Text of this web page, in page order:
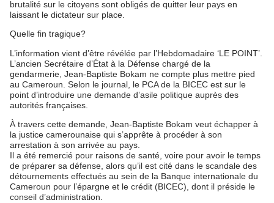
brutalité sur le citoyens sont obligés de quitter leur pays en
laissant le dictateur sur place.
Quelle fin tragique?
L’information vient d’être révélée par l’Hebdomadaire ‘LE POINT’.
L’ancien Secrétaire d’État à la Défense chargé de la
gendarmerie, Jean-Baptiste Bokam ne compte plus mettre pied
au Cameroun. Selon le journal, le PCA de la BICEC est sur le
point d’introduire une demande d’asile politique auprès des
autorités françaises.
À travers cette demande, Jean-Baptiste Bokam veut échapper à
la justice camerounaise qui s’apprête à procéder à son
arrestation à son arrivée au pays.
Il a été remercié pour raisons de santé, voire pour avoir le temps
de préparer sa défense, alors qu’il est cité dans le scandale des
détournements effectués au sein de la Banque internationale du
Cameroun pour l’épargne et le crédit (BICEC), dont il préside le
conseil d’administration.